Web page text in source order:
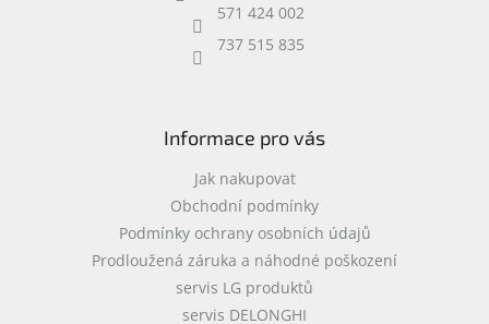
571 424 002
737 515 835
Informace pro vás
Jak nakupovat
Obchodní podmínky
Podmínky ochrany osobních údajů
Prodloužená záruka a náhodné poškození
servis LG produktů
servis DELONGHI